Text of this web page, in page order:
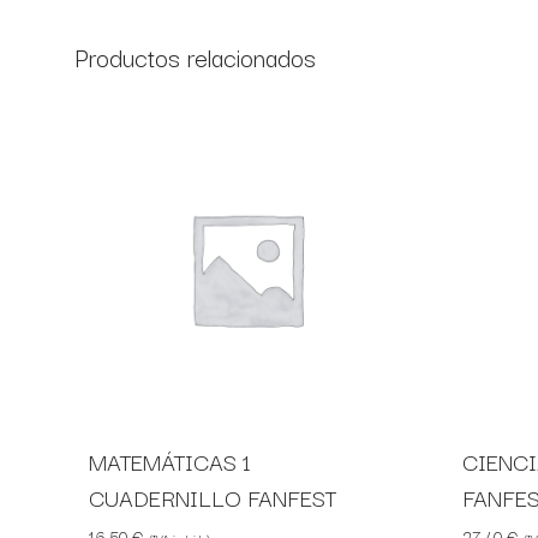
Productos relacionados
MATEMÁTICAS 1
CUADERNILLO FANFEST